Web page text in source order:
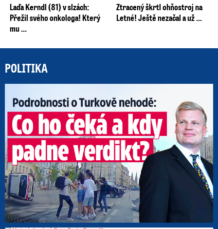
Laďa Kerndl (81) v slzách:
Přežil svého onkologa! Který
mu ...
Ztracený škrtl ohňostroj na
Letné! Ještě nezačal a už ...
POLITIKA